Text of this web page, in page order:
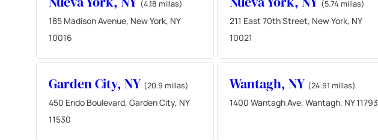
(4.18 millas)
185 Madison Avenue, New York, NY
10016
(5.74 millas)
211 East 70th Street, New York, NY
10021
Garden City, NY (20.9 millas)
450 Endo Boulevard, Garden City, NY
11530
Wantagh, NY (24.91 millas)
1400 Wantagh Ave, Wantagh, NY 11793